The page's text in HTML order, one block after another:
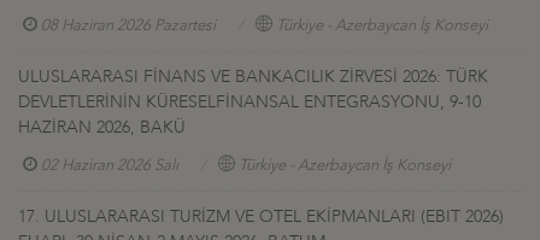
08 Haziran 2026 Pazartesi Türkiye - Azerbaycan İş Konseyi
ULUSLARARASI FİNANS VE BANKACILIK ZİRVESİ 2026: TÜRK
DEVLETLERİNİN KÜRESELFİNANSAL ENTEGRASYONU, 9-10
HAZİRAN 2026, BAKÜ
02 Haziran 2026 Salı Türkiye - Azerbaycan İş Konseyi
17. ULUSLARARASI TURİZM VE OTEL EKİPMANLARI (EBIT 2026)